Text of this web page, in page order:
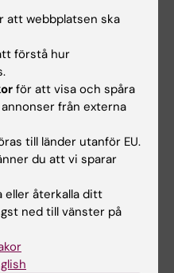
från cellfri plasma,
et al.,
information om KI
att webbplatsen ska
förstå hur
för att visa och spåra
från externa
till länder utanför EU.
du att vi sparar
eller återkalla ditt
ned till vänster på